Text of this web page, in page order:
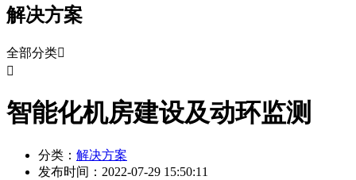
解决方案
全部分类

智能化机房建设及动环监测
分类： 解决方案
发布时间： 2022-07-29 15:50:11